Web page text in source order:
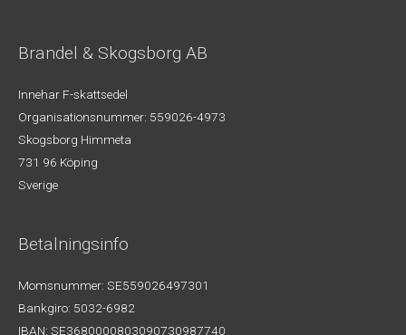
Brandel & Skogsborg AB
Innehar F-skattsedel
Organisationsnummer: 559026-4973
Skogsborg Himmeta
731 96 Köping
Sverige
Betalningsinfo
Momsnummer: SE559026497301
Bankgiro: 5032-6982
IBAN: SE3680000803090730987740